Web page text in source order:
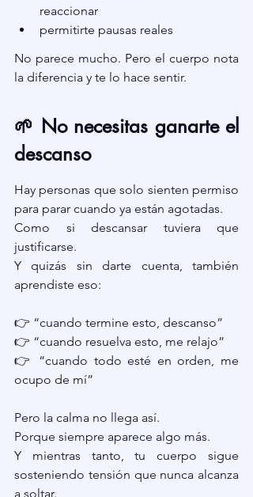
reaccionar
permitirte pausas reales
No parece mucho. Pero el cuerpo nota
la diferencia y te lo hace sentir.
🌱 No necesitas ganarte el
descanso
Hay personas que solo sienten permiso
para parar cuando ya están agotadas.
Como si descansar tuviera que
justificarse.
Y quizás sin darte cuenta, también
aprendiste eso:
👉 “cuando termine esto, descanso”
👉 “cuando resuelva esto, me relajo”
👉 “cuando todo esté en orden, me
ocupo de mí”
Pero la calma no llega así.
Porque siempre aparece algo más.
Y mientras tanto, tu cuerpo sigue
sosteniendo tensión que nunca alcanza
a soltar.